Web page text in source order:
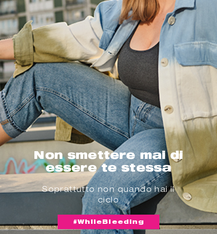
Non smettere mai di
essere te stessa
Soprattutto non quando hai il
ciclo
#WhileBleeding